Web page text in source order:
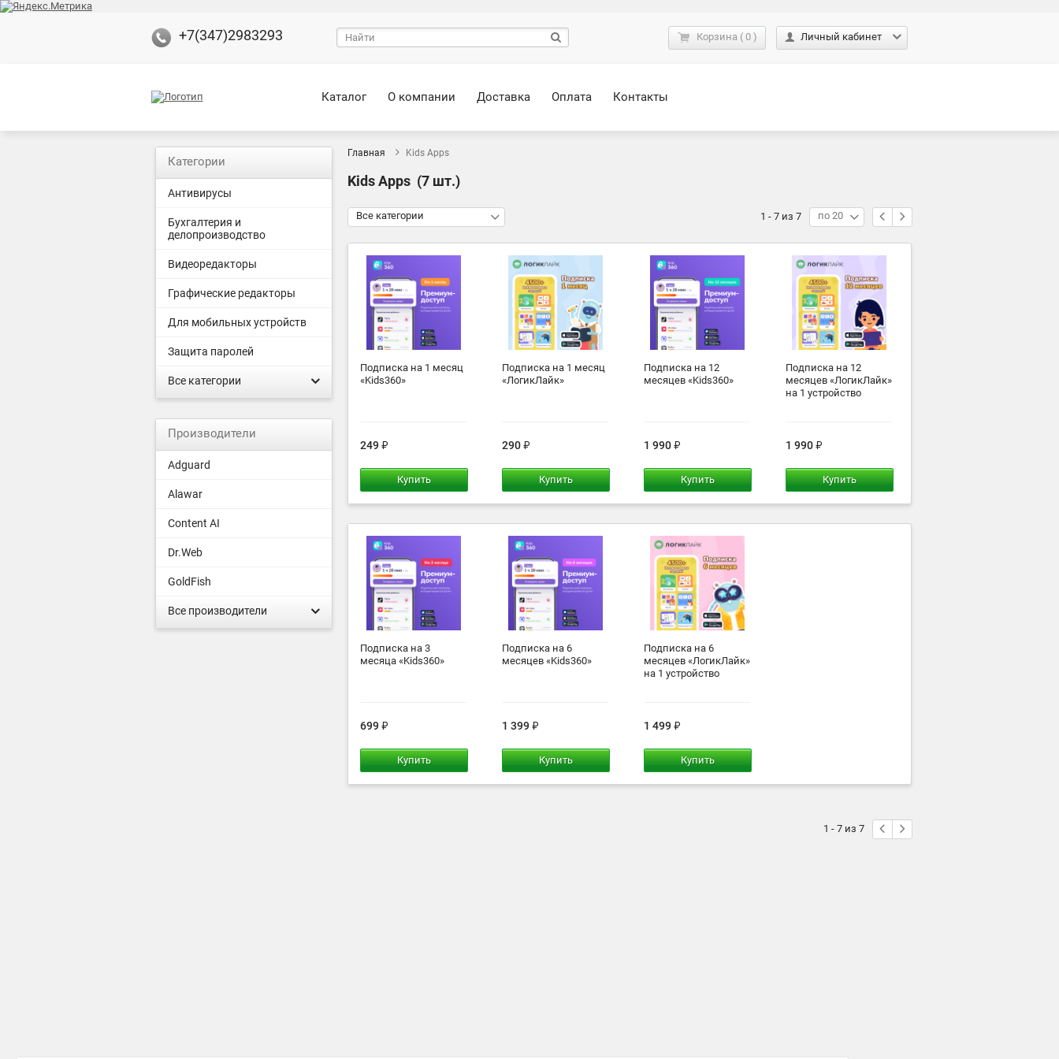
+7(347)2983293 Корзина ( 0 ) Личный кабинет
Каталог О компании Доставка Оплата Контакты
Главная Kids Apps
Kids Apps (7 шт.)
Все категории 1 - 7 из 7 по 20
Подписка на 1 месяц
«Kids360»
249
Купить
Подписка на 1 месяц
«ЛогикЛайк»
290
Купить
Подписка на 12
месяцев «Kids360»
1 990
Купить
Подписка на 12
месяцев «ЛогикЛайк»
на 1 устройство
1 990
Купить
Подписка на 3
месяца «Kids360»
699
Купить
Подписка на 6
месяцев «Kids360»
1 399
Купить
Подписка на 6
месяцев «ЛогикЛайк»
на 1 устройство
1 499
Купить
1 - 7 из 7
Категории
Антивирусы
Бухгалтерия и
делопроизводство
Видеоредакторы
Графические редакторы
Для мобильных устройств
Защита паролей
Все категории
Производители
Adguard
Alawar
Content AI
Dr.Web
GoldFish
Все производители